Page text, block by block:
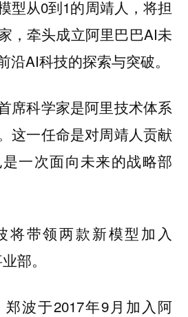
型从0到1的周靖人 ，将担
，牵头成立阿里巴巴AI未
沿AI科技的探索与突破。
席科学家是阿里技术体系
这一任命是对周靖人贡献
一次面向未来的战略部
将带领两款新模型加入
部。
波于2017年9月加入阿